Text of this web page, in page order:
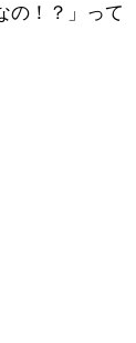
の！？」って